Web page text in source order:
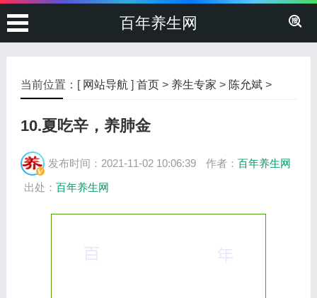
百年养生网
当前位置：[ 网站导航 ] 首页> 养生专家 > 陈允斌>
10.夏吃辛，养肺金
发布时间：2021-11-02 10:06:39 作者： 百年养生网
出处： 百年养生网